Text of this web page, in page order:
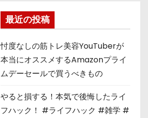
最近の投稿
忖度なしの筋トレ美容YouTuberが
本当にオススメするAmazonプライ
ムデーセールで買うべきもの
やると損する！本気で後悔したライ
フハック！ #ライフハック #雑学 #